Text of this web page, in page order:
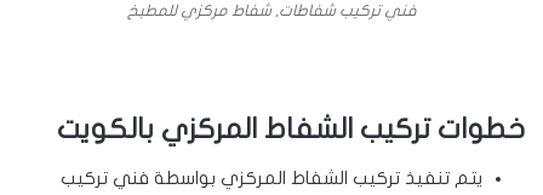
فني تركيب شفاطات, شفاط مركزي للمطبخ
خطوات تركيب الشفاط المركزي بالكويت
يتم تنفيذ تركيب الشفاط المركزي بواسطة فني تركيب